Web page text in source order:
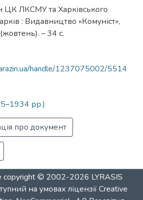
ЦК ЛКСМУ та Харківського
: Видавництво «Комуніст»,
– 34 с.
handle/1237075002/5514
рр.)
про документ
copyright © 2002-2026 LYRASIS
на умовах ліцензіїCreative